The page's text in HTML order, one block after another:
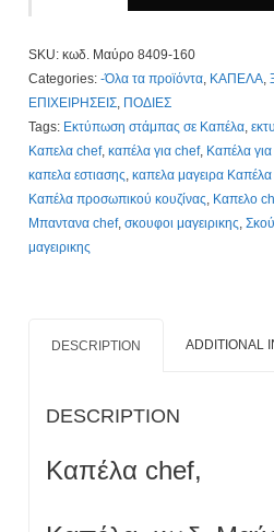
8409-
160.
Mε
Εκτύπωση.
Τιμοκατάλογος
Κλίκ
Εδώ
quantity
SKU:κωδ. Μαύρο 8409-160
Categories:-Όλα τα προϊόντα, ΚΑΠΕΛΑ,
ΕΠΙΧΕΙΡΗΣΕΙΣ, ΠΟΔΙΕΣ
Tags: Εκτύπωση στάμπας σε Καπέλα,
Καπελα chef,καπέλα για chef, Καπέλα για
καπελα εστιασης,καπελα μαγειρα Καπέλα
Καπέλα προσωπικού κουζίνας, Καπελο
Μπαντανα chef,σκουφοι μαγειρικης,
μαγειρικης
DESCRIPTION ADDITIONAL
DESCRIPTION
Καπέλα chef,